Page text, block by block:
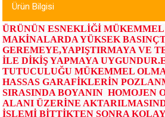
Ürün Bilgisi
ÜRÜNÜN ESNEKLİĞİ
MAKİNALARDA YÜKSEK
GEREMEYE,YAPIŞTIRMAYA VE
İLE DİKİŞ YAPMAYA
TUTUCULUĞU MÜKEMMEL
HASSAS GARAFİKLERİN
SIRASINDA BOYANIN HOMOJEN
ALANI ÜZERİNE
İŞLEMİ BİTTİKTEN SONRA